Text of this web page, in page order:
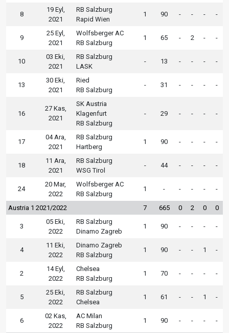
8
19 Eyl,
2021
RB Salzburg
Rapid Wien
1 90 - - - -
9
25 Eyl,
2021
Wolfsberger AC
RB Salzburg
1 65 - 2 - -
10
03 Eki,
2021
RB Salzburg
LASK
- 13 - - - -
13
30 Eki,
2021
Ried
RB Salzburg
- 31 - - - -
16
27 Kas,
2021
SK Austria
Klagenfurt
RB Salzburg
- 29 - - - -
17
04 Ara,
2021
RB Salzburg
Hartberg
1 90 - - - -
18
11 Ara,
2021
RB Salzburg
WSG Tirol
- 44 - - - -
24
20 Mar,
2022
Wolfsberger AC
RB Salzburg
1 - - - - -
Austria 1 2021/2022 7 665 0 2 0 0
3
05 Eki,
2022
RB Salzburg
Dinamo Zagreb
1 90 - - - -
4
11 Eki,
2022
Dinamo Zagreb
RB Salzburg
1 90 - - 1 -
2
14 Eyl,
2022
Chelsea
RB Salzburg
1 70 - - - -
5
25 Eki,
2022
RB Salzburg
Chelsea
1 61 - - 1 -
6
02 Kas,
2022
AC Milan
RB Salzburg
1 90 - - - -